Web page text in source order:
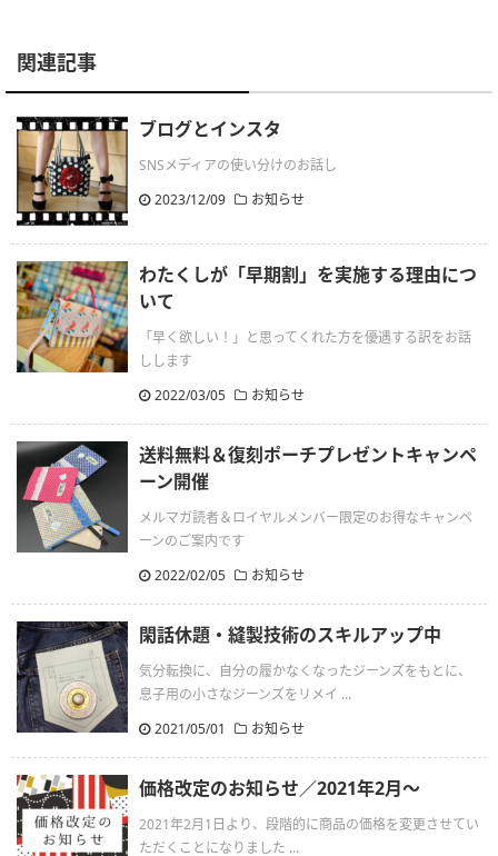
関連記事
ブログとインスタ
SNSメディアの使い分けのお話し
2023/12/09
お知らせ
わたくしが「早期割」を実施する理由につ
いて
「早く欲しい！」と思ってくれた方を優遇する訳をお話
しします
2022/03/05
お知らせ
送料無料＆復刻ポーチプレゼントキャンペ
ーン開催
メルマガ読者＆ロイヤルメンバー限定のお得なキャンペ
ーンのご案内です
2022/02/05
お知らせ
閑話休題・縫製技術のスキルアップ中
気分転換に、自分の履かなくなったジーンズをもとに、
息子用の小さなジーンズをリメイ ...
2021/05/01
お知らせ
価格改定のお知らせ／2021年2月〜
2021年2月1日より、段階的に商品の価格を変更させてい
ただくことになりました ...